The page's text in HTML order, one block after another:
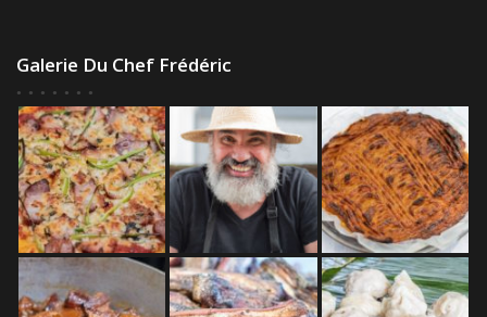
Galerie Du Chef Frédéric